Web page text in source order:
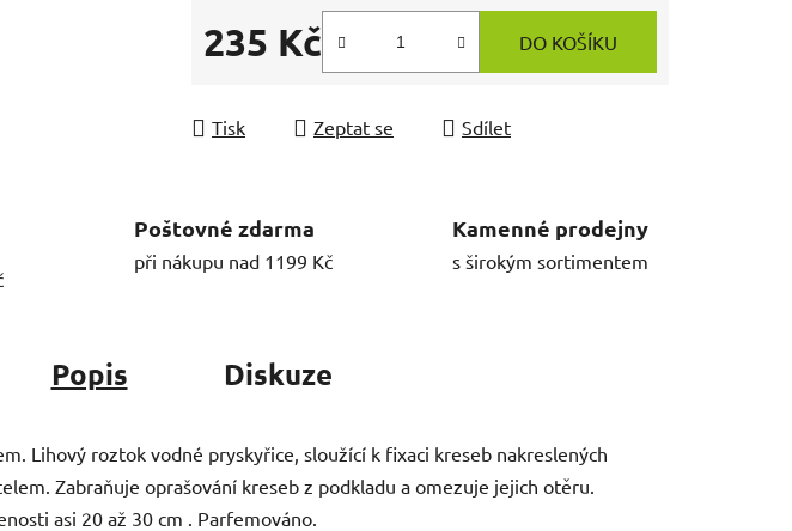
235 Kč DO KOŠÍKU
Tisk Zeptat se Sdílet
Poštovné zdarma
při nákupu nad 1199 Kč
Kamenné prodejny
s širokým sortimentem
Popis Diskuze
Lihový roztok vodné pryskyřice, sloužící k fixaci kreseb nakreslených
Zabraňuje oprašování kreseb z podkladu a omezuje jejich otěru.
asi 20 až 30 cm . Parfemováno.